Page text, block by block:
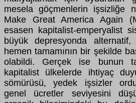
mesela göçmenlerin işsizliğe
Make Great America Again
esasen kapitalist-emperyalist
büyük depresyonda
hemen tamamının bir şekilde
olabildi. Gerçek ise bunun
kapitalist ülkelerde ihtiyaç
sömürüsü, yedek işsizler
genel ücretler seviyesini